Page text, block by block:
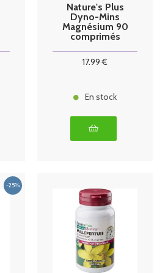
Nature's Plus
Dyno-Mins
Magnésium 90
comprimés
17.99 €
En stock